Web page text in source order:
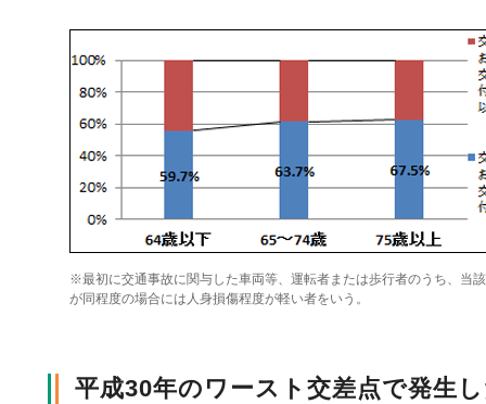
個人賠償責任保険
風水雪災等による損害を補償する損害保険
ペット保険
所在地（本部・支部）
損害保険お役立ち情報
会員会社等一覧
医療研修
交通事故医療研究助成
協会ニュースリリース
会員各社ニュースリリース
協会からのお知らせ
協会各地の活動
損害保険の相談窓口
自然災害損保契約のご照会
他の紛争解決機関等
通報等窓口
※最初に交通事故に関与した車両等、運転者または歩行者のうち、当
が同程度の場合には人身損傷程度が軽い者をいう。
平成30年のワースト交差点で発生